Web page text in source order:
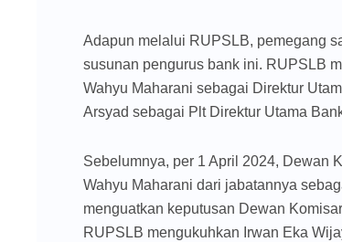
Adapun melalui RUPSLB, pemegang
susunan pengurus bank ini. RUPSLB
Wahyu Maharani sebagai Direktur
Arsyad sebagai Plt Direktur Utama
Sebelumnya, per 1 April 2024, Dewan
Wahyu Maharani dari jabatannya
menguatkan keputusan Dewan
RUPSLB mengukuhkan Irwan Eka